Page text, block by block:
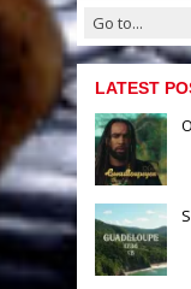
LATEST